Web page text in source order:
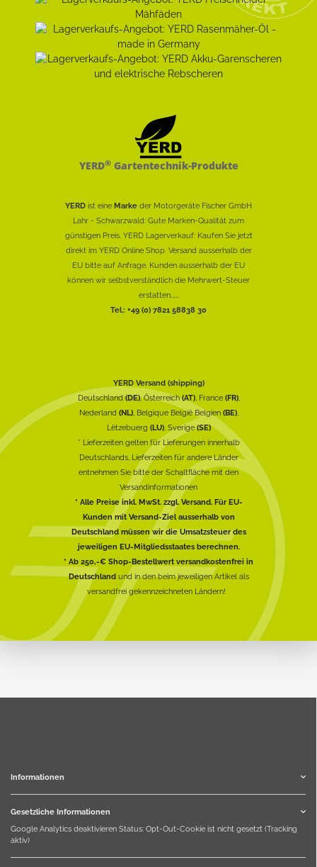
YERD®Gartentechnik-Produkte
YERD ist eine Marke der Motorgeräte Fischer GmbH
Lahr - Schwarzwald: Gute Marken-Qualität zum
günstigen Preis. YERD Lagerverkauf: Kaufen Sie jetzt
direkt im YERD Online Shop. Versand ausserhalb der
EU bitte auf Anfrage. Kunden ausserhalb der EU
können wir selbstverständlich die Mehrwert-Steuer
erstatten......
Tel.: +49 (0) 7821 58838 30
YERD Versand (shipping)
Deutschland(DE), Österreich(AT), France (FR),
Nederland (NL), Belgique België Belgien (BE),
Lëtzebuerg (LU), Sverige(SE)
* Lieferzeiten gelten für Lieferungen innerhalb
Deutschlands, Lieferzeiten für andere Länder
entnehmen Sie bitte der Schaltfläche mit den
Versandinformationen
* Alle Preise inkl. MwSt. zzgl. Versand. Für EU-
Kunden mit Versand-Ziel ausserhalb von
Deutschland müssen wir die Umsatzsteuer des
jeweiligen EU-Mitgliedsstaates berechnen.
* Ab 250,-€ Shop-Bestellwert versandkostenfrei in
Deutschlandund in den beim jeweiligen Artikel als
versandfrei gekennzeichneten Ländern!
Informationen
Gesetzliche Informationen
Google Analytics deaktivieren Status: Opt-Out-Cookie ist nicht gesetzt (Tracking
aktiv)